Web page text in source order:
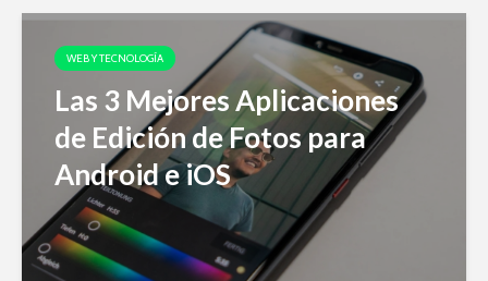
WEB Y TECNOLOGÍA
Las 3 Mejores Aplicaciones
de Edición de Fotos para
Android e iOS